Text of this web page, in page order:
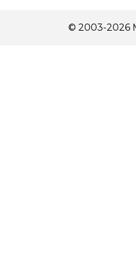
© 2003-2026